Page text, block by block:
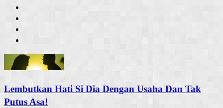
Lembutkan Hati Si Dia Dengan Usaha Dan Tak
Putus Asa!